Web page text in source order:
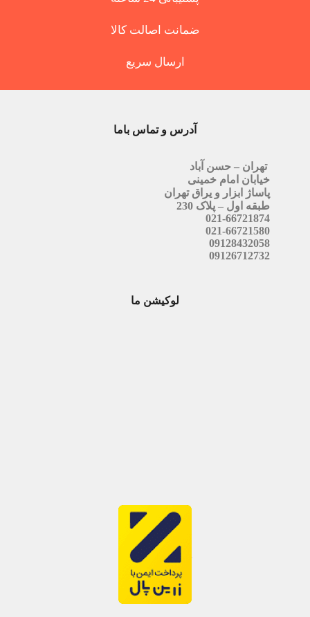
ضمانت اصالت کالا
ارسال سریع
آدرس و تماس باما
تهران – حسن آباد
خیابان امام خمینی
پاساژ ابزار و یراق تهران
طبقه اول – پلاک 230
021-66721874
021-66721580
09128432058
09126712732
لوکیشن ما